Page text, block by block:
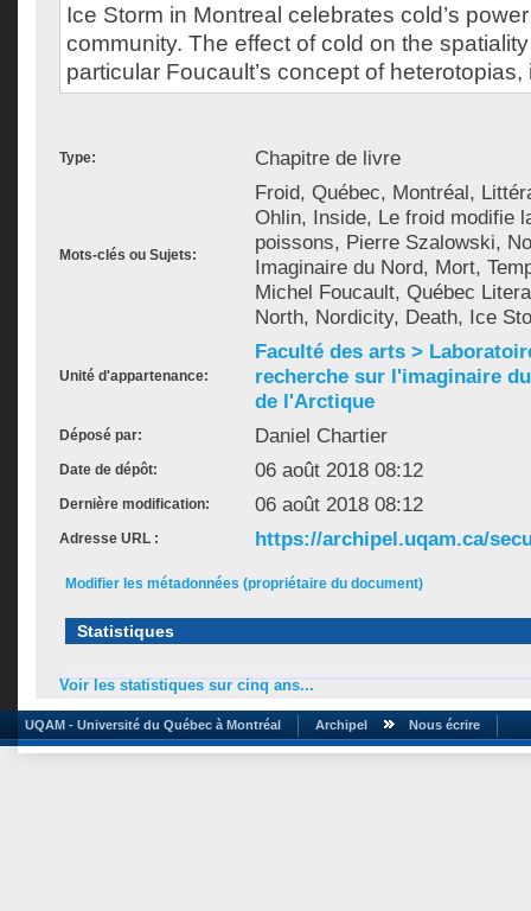
Ice Storm in Montreal celebrates cold’s
community. The effect of cold on the
particular Foucault’s concept of
Type: Chapitre de livre
Mots-clés ou Sujets:
Froid, Québec, Montréal,
Ohlin, Inside, Le froid modifie
poissons, Pierre Szalowski,
Imaginaire du Nord, Mort,
Michel Foucault, Québec
North, Nordicity, Death, Ice
Unité d'appartenance:
Faculté des arts >
recherche sur l'imaginaire
de l'Arctique
Déposé par: Daniel Chartier
Date de dépôt: 06 août 2018 08:12
Dernière modification: 06 août 2018 08:12
Adresse URL : https://archipel.uqam.ca/
Modifier les métadonnées (propriétaire du document)
Statistiques
Voir les statistiques sur cinq ans...
UQAM - Université du Québec à Montréal Archipel Nous écrire